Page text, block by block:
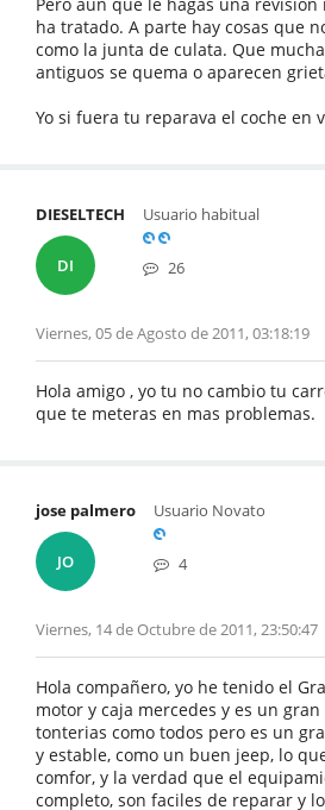
ha tratado. A parte hay cosas que
como la junta de culata. Que
antiguos se quema o aparecen
Yo si fuera tu reparava el coche en
DIESELTECH
DI
Usuario habitual
26
Viernes, 05 de Agosto de 2011, 03:18:19
Hola amigo , yo tu no cambio tu
que te meteras en mas problemas.
jose palmero
JO
Usuario Novato
4
Viernes, 14 de Octubre de 2011, 23:50:47
Hola compañero, yo he tenido el
motor y caja mercedes y es un gran
tonterias como todos pero es un
y estable, como un buen jeep, lo
comfor, y la verdad que el
completo, son faciles de reparar y